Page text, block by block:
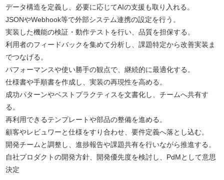
データ構造を定義し、必要に応じてAIの支援も取り入れる。
JSONやWebhook等で外部システム連携の設定を行う。
実装した機能の検証・動作テストを行い、品質を担保する。
利用者のフィードバックを集めて分析し、課題特定から改善実装ま
でつなげる。
パフォーマンスや使い勝手の観点で、継続的に最適化する。
仕様書や手順書を作成し、実装の再現性を高める。
成功パターンやベストプラクティスを文書化し、チームへ共有す
る。
再利用できるテンプレートや部品の整備を進める。
顧客やレビュワーと仕様をすり合わせ、要件定義へ落とし込む。
開発チームと調整し、進捗報告や課題共有を行いながら推進する。
自社プロダクトの開発方針、開発優先度を検討し、PdMとして意思
決定